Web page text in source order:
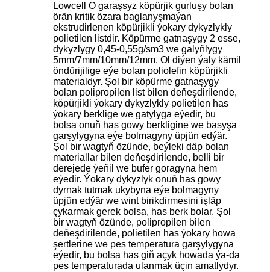
Lowcell O garaşsyz köpürjik gurluşy bolan
örän kritik özara baglanyşmaýan
ekstrudirlenen köpürjikli ýokary dykyzlykly
polietilen listdir. Köpürme gatnaşygy 2 esse,
dykyzlygy 0,45-0,55g/sm3 we galyňlygy
5mm/7mm/10mm/12mm. Ol diýen ýaly kämil
öndürijilige eýe bolan poliolefin köpürjikli
materialdyr. Şol bir köpürme gatnaşygy
bolan polipropilen list bilen deňeşdirilende,
köpürjikli ýokary dykyzlykly polietilen has
ýokary berklige we gatylyga eýedir, bu
bolsa onuň has gowy berkligine we basyşa
garşylygyna eýe bolmagyny üpjün edýär.
Şol bir wagtyň özünde, beýleki däp bolan
materiallar bilen deňeşdirilende, belli bir
derejede ýeňil we bufer goragyna hem
eýedir. Ýokary dykyzlyk onuň has gowy
dyrnak tutmak ukybyna eýe bolmagyny
üpjün edýär we wint birikdirmesini işläp
çykarmak gerek bolsa, has berk bolar. Şol
bir wagtyň özünde, polipropilen bilen
deňeşdirilende, polietilen has ýokary howa
şertlerine we pes temperatura garşylygyna
eýedir, bu bolsa has giň açyk howada ýa-da
pes temperaturada ulanmak üçin amatlydyr.